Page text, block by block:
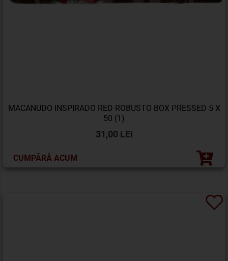
MACANUDO INSPIRADO RED ROBUSTO BOX PRESSED 5 X
50 (1)
31,00 LEI
CUMPĂRĂ ACUM